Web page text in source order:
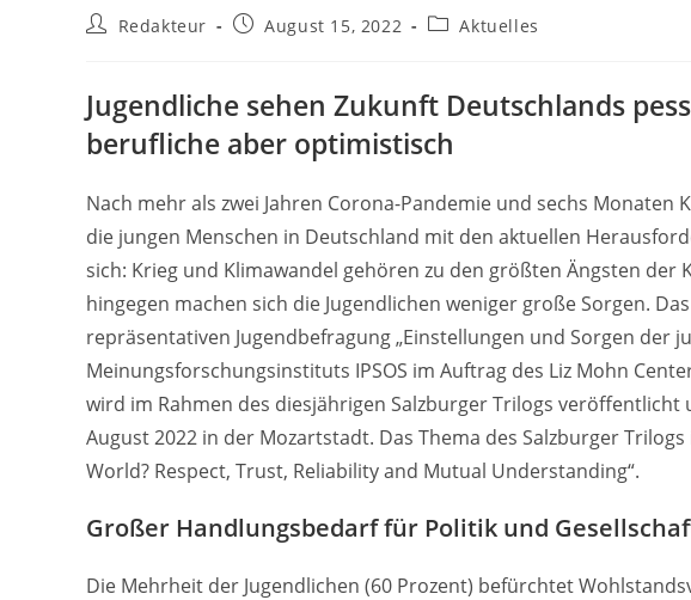
Beitrags-
Redakteur
BeitragAugust 15, 2022
Beitrags-
Aktuelles
Jugendliche sehen Zukunft Deutschlands
berufliche aber optimistisch
Nach mehr als zwei Jahren Corona-Pandemie und sechs Monaten
die jungen Menschen in Deutschland mit den aktuellen
sich: Krieg und Klimawandel gehören zu den größten Ängsten der
hingegen machen sich die Jugendlichen weniger große Sorgen.
repräsentativen Jugendbefragung „Einstellungen und Sorgen der
Meinungsforschungsinstituts IPSOS im Auftrag des Liz Mohn
wird im Rahmen des diesjährigen Salzburger Trilogs
August 2022 in der Mozartstadt. Das Thema des Salzburger
World? Respect, Trust, Reliability and Mutual Understanding“.
Großer Handlungsbedarf für Politik und
Die Mehrheit der Jugendlichen (60 Prozent) befürchtet